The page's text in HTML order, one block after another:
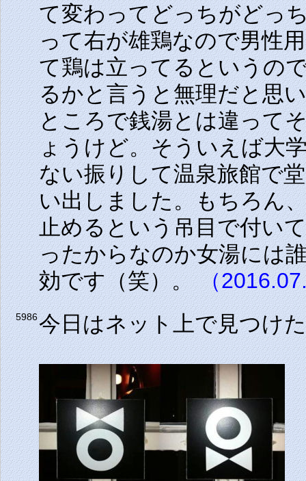
て変わってどっちがどっ
って右が雄鶏なので男性
て鶏は立ってるというの
るかと言うと無理だと思
ところで銭湯とは違って
ょうけど。そういえば大
ない振りして温泉旅館で
い出しました。もちろん
止めるという吊目で付い
ったからなのか女湯には
効です（笑）。（
5986今日はネット上で見つけ